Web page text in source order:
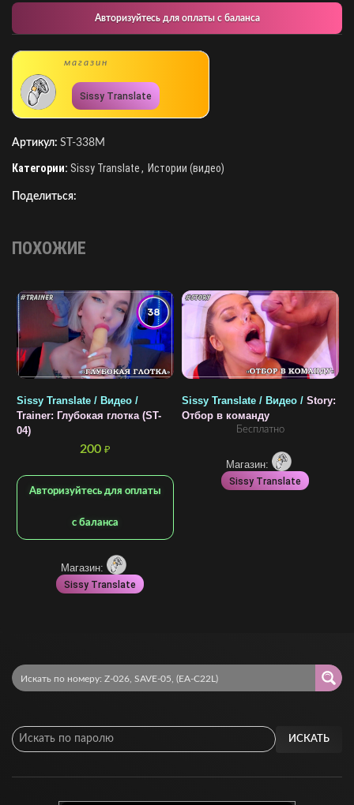
Авторизуйтесь для оплаты с баланса
магазин
Sissy Translate
Артикул: ST-338M
Категории: Sissy Translate, Истории (видео)
Поделиться:
ПОХОЖИЕ
Sissy Translate / Видео /
Trainer: Глубокая глотка (ST-
04)
200 ₽
Авторизуйтесь для оплаты
с баланса
Магазин:
Sissy Translate
Sissy Translate / Видео / Story:
Отбор в команду
Бесплатно
Магазин:
Sissy Translate
ИСКАТЬ